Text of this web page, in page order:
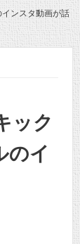
ンスタ動画が話
ック
のイ